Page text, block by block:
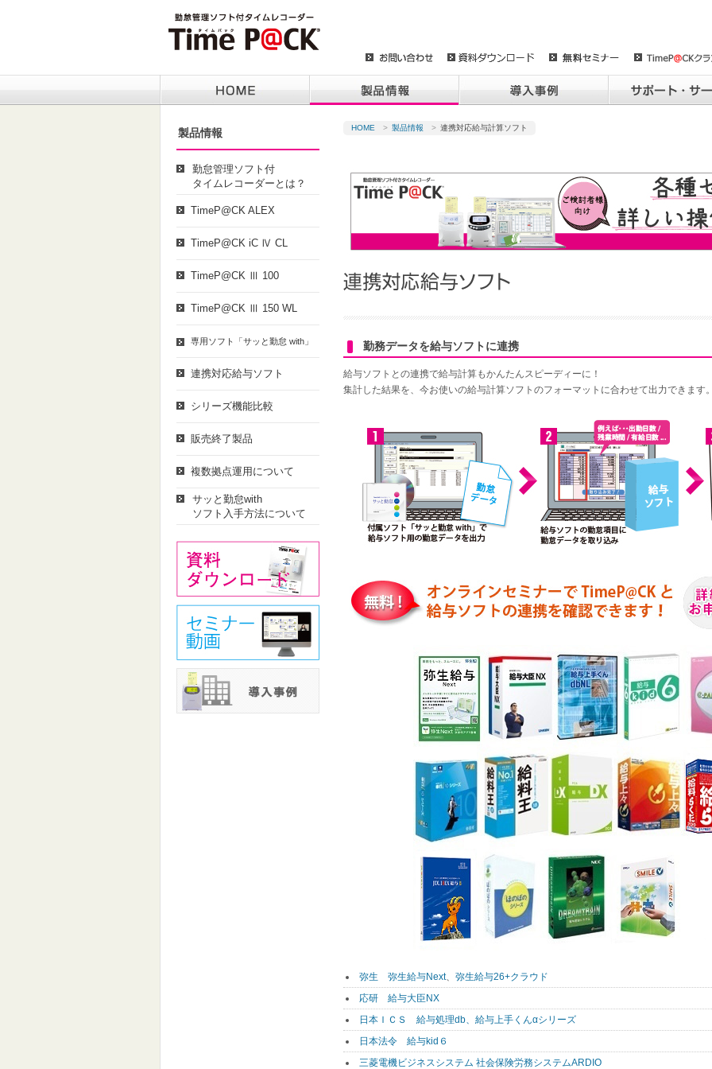
HOME > 製品情報 > 連携対応給与計算ソフト
勤務データを給与ソフトに連携
給与ソフトとの連携で給与計算もかんたんスピーディーに！
集計した結果を、今お使いの給与計算ソフトのフォーマットに合わせて出力できます
弥生 弥生給与Next、 弥生給与26+クラウド
応研 給与大臣NX
日本ＩＣＳ 給与処理db、給与上手くんαシリーズ
日本法令 給与kid６
三菱電機ビジネスシステム 社会保険労務システムARDIO
製品情報
勤怠管理ソフト付
タイムレコーダーとは？
TimeP@CK ALEX
TimeP@CK iC Ⅳ CL
TimeP@CK Ⅲ 100
TimeP@CK Ⅲ 150 WL
専用ソフト「サッと勤怠 with」
連携対応給与ソフト
シリーズ機能比較
販売終了製品
複数拠点運用について
サッと勤怠with
ソフト入手方法について